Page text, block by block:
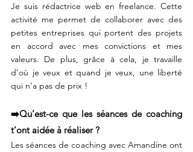
Je suis rédactrice web en freelance. Cette
activité me permet de collaborer avec des
petites entreprises qui portent des projets
en accord avec mes convictions et mes
valeurs. De plus, grâce à cela, je travaille
d’où je veux et quand je veux, une liberté
qui n’a pas de prix !
➡️Qu’est-ce que les séances de coaching
t’ont aidée à réaliser ?
Les séances de coaching avec Amandine ont